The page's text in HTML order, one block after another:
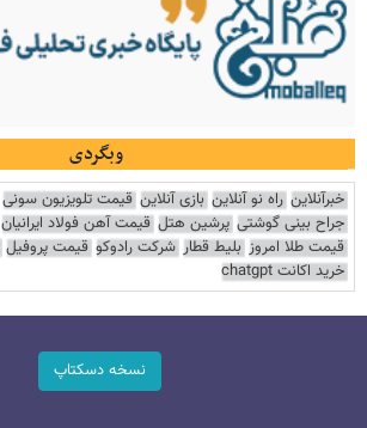
وبگردی
خبرآنلاین راه نو آنلاین بازی آنلاین قیمت تلویزیون سونی
جراح بینی گوشتی پرشین هتل قیمت آهن فولاد ایرانیان
قیمت طلا امروز بلیط قطار شرکت رادوکو قیمت پروفیل
خرید اکانت chatgpt
نسخه دسکتاپ